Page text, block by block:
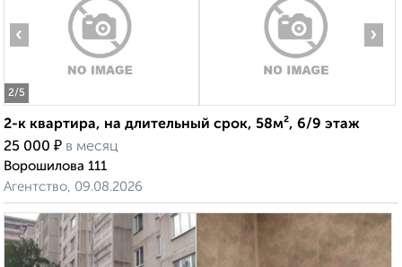
2/5
‹ ›
2-к квартира, на длительный срок, 58м², 6/9 этаж
25 000 ₽ в месяц
Ворошилова 111
Агентство, 09.08.2026